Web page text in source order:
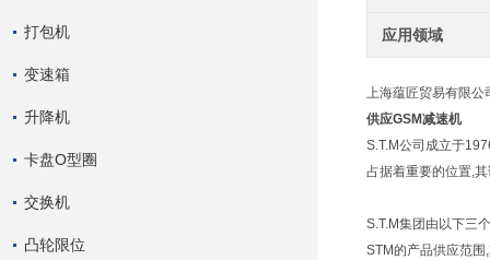
打包机
变速箱
升降机
卡盘O型圈
交换机
凸轮限位
应用领域
上海蕴匠贸易有限公
供应GSM减速机
S.T.M公司成立于
占据着重要的位置,
S.T.M集团由以下三
STM的产品供应范